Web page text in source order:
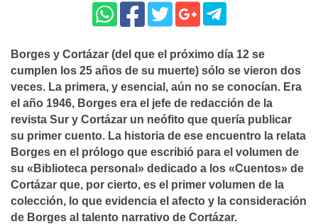
Borges y Cortázar (del que el próximo dí­a 12 se
cumplen los 25 años de su muerte) sólo se vieron dos
veces. La primera, y esencial, aún no se conocí­an. Era
el año 1946, Borges era el jefe de redacción de la
revista Sur y Cortázar un neófito que querí­a publicar
su primer cuento. La historia de ese encuentro la relata
Borges en el prólogo que escribió para el volumen de
su «Biblioteca personal» dedicado a los «Cuentos» de
Cortázar que, por cierto, es el primer volumen de la
colección, lo que evidencia el afecto y la consideración
de Borges al talento narrativo de Cortázar.